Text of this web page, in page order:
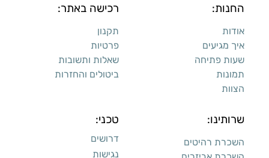
החנות:
אודות
איך מגיעים
שעות פתיחה
תמונות
הצוות
רכישה באתר:
תקנון
פרטיות
שאלות ותשובות
ביטולים והחזרות
שרותינו:
השכרת רהיטים
טכני:
דרושים
נגישות